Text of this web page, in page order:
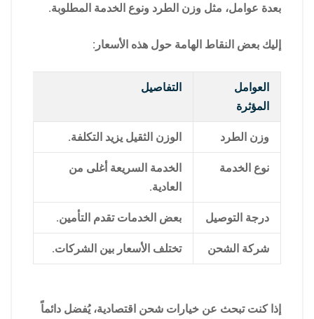
بعدة عوامل، مثل وزن الطرد ونوع الخدمة المطلوبة.
إليك بعض النقاط الهامة حول هذه الأسعار:
العوامل
المؤثرة
التفاصيل
وزن الطرد الوزن الثقيل يزيد التكلفة.
نوع الخدمة
الخدمة السريعة أغلى من
العادية.
درجة التوصيل بعض الخدمات تقدم التأمين.
شركة الشحن تختلف الأسعار بين الشركات.
إذا كنت تبحث عن خيارات شحن اقتصادية، يُفضل دائماً